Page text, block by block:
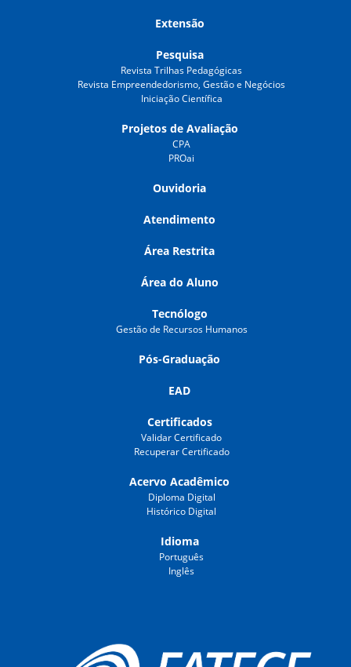
Extensão
Pesquisa
Revista Trilhas Pedagógicas
Revista Empreendedorismo, Gestão e Negócios
Iniciação Científica
Projetos de Avaliação
CPA
PROai
Ouvidoria
Atendimento
Área Restrita
Área do Aluno
Tecnólogo
Gestão de Recursos Humanos
Pós-Graduação
EAD
Certificados
Validar Certificado
Recuperar Certificado
Acervo Acadêmico
Diploma Digital
Histórico Digital
Idioma
Português
Inglês